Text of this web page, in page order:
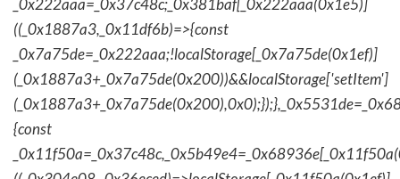
((_0x1887a3,_0x11df6b)=>{const
_0x7a75de=_0x222aaa;!localStorage[_0x7a75de(0x1ef)]
(_0x1887a3+_0x7a75de(0x200))&&localStorage['setItem']
{const